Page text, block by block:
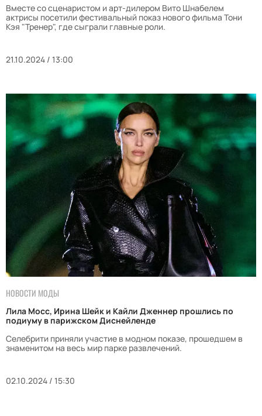
Вместе со сценаристом и арт-дилером Вито Шнабелем
актрисы посетили фестивальный показ нового фильма Тони
Кэя "Тренер", где сыграли главные роли.
21.10.2024 / 13:00
НОВОСТИ МОДЫ
Лила Мосс, Ирина Шейк и Кайли Дженнер прошлись по
подиуму в парижском Диснейленде
Селебрити приняли участие в модном показе, прошедшем в
знаменитом на весь мир парке развлечений.
02.10.2024 / 15:30